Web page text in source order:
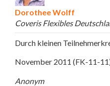
Dorothee Wolff
Coveris Flexibles
Durch kleinen
November 2011 (FK-11-
Anonym